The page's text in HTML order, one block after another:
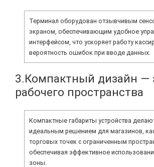
Терминал оборудован отзывчивым
экраном, обеспечивающим удобное
интерфейсом, что ускоряет работу
вероятность ошибок при вводе данных.
3.Компактный дизайн —
рабочего пространства
Компактные габариты устройства
идеальным решением для магазинов,
торговых точек с ограниченным
обеспечивая эффективное
зоны.